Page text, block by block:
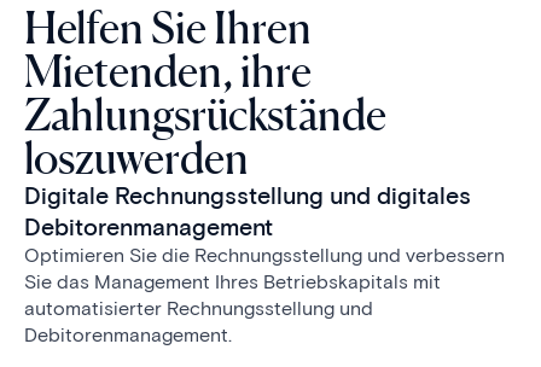
Helfen Sie Ihren
Mietenden, ihre
Zahlungsrückstände
loszuwerden
Digitale Rechnungsstellung und digitales
Debitorenmanagement
Optimieren Sie die Rechnungsstellung und verbessern
Sie das Management Ihres Betriebskapitals mit
automatisierter Rechnungsstellung und
Debitorenmanagement.